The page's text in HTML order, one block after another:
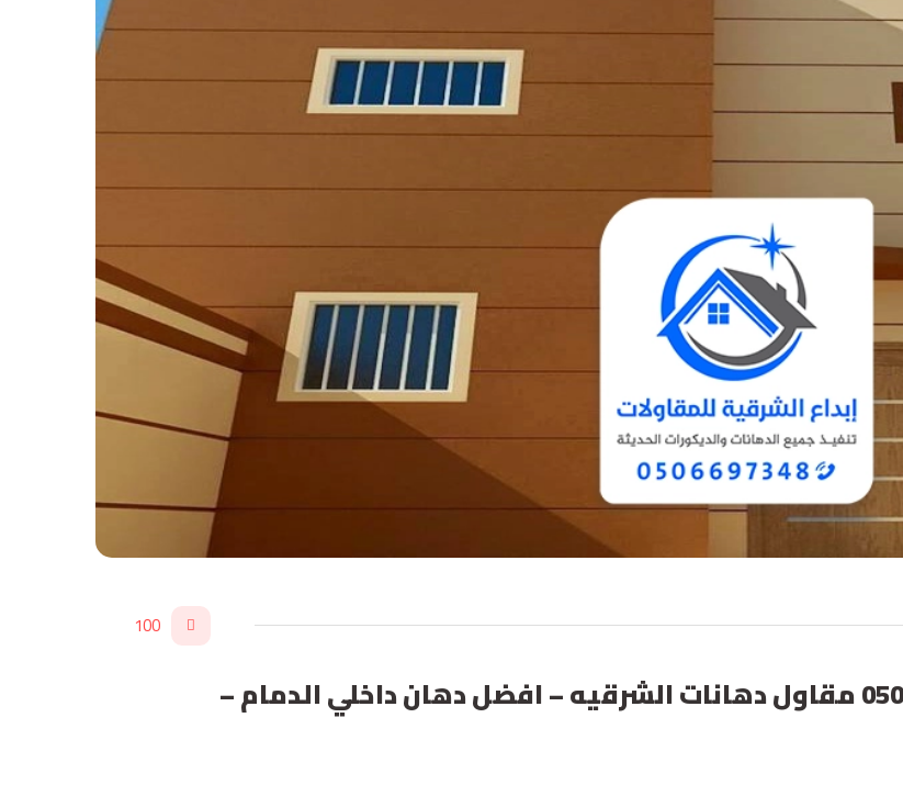
100
معلم دهانات في الخبر ت: 050609337110 مقاول دهانات الشرقيه – افضل دهان داخلي الدمام –